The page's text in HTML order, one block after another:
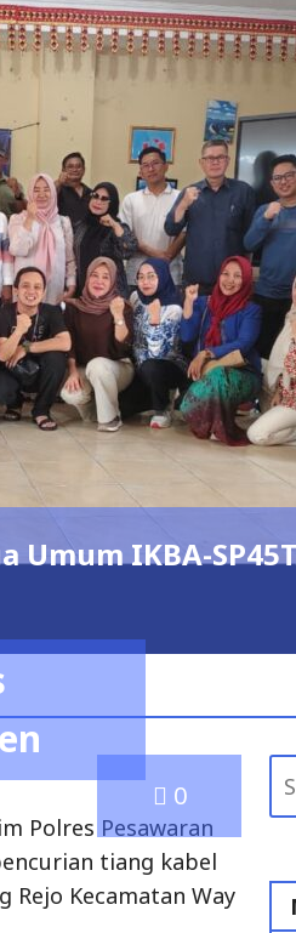
Olahraga
Tournament
0
tiang kabel
Rejo Kecamatan Way
Arifin (28) warga
(31) dan Deni
Kecamatan
merupakan otak